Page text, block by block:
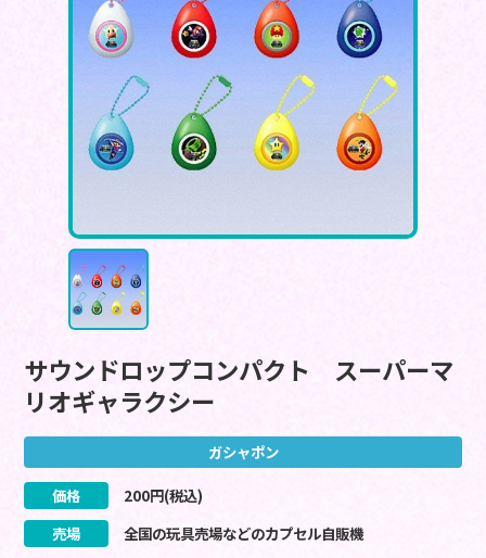
サウンドロップコンパクト スーパーマ
リオギャラクシー
ガシャポン
価格 200円(税込)
売場
全国の玩具売場などのカプセル自販機